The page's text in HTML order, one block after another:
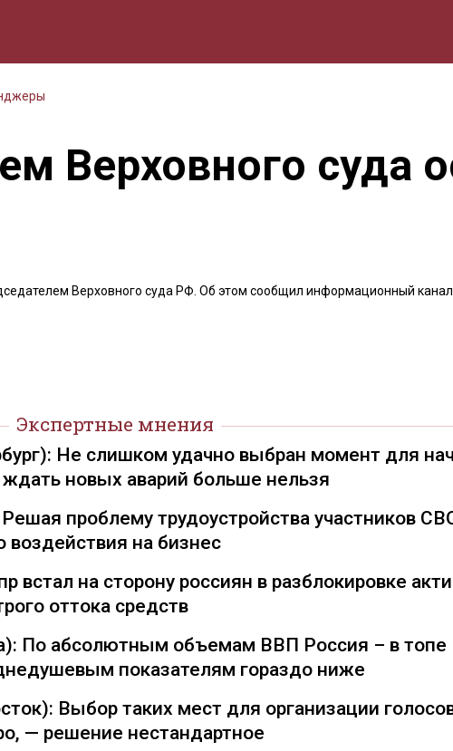
Верховного суда
Верховного суда РФ. Об этом сообщил информационный канал
Экспертные мнения
Не слишком удачно выбран момент для
новых аварий больше нельзя
проблему трудоустройства участников
воздействия на бизнес
на сторону россиян в разблокировке
оттока средств
По абсолютным объемам ВВП Россия – в топе
показателям гораздо ниже
Выбор таких мест для организации
— решение нестандартное